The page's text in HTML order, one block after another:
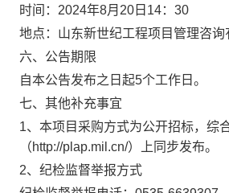
时间： 2024年8月20日14：30
地点：山东新世纪工程项目管理咨
六、 公告期限
自本公告发布之日起5个工作日 。
七、 其他补充事宜
1、本项目采购方式为公开招标，综
（http://plap.mil.cn/）上同步发布。
2、纪检监督举报方式